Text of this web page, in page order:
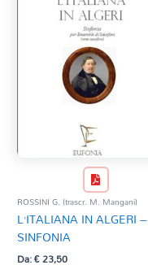
ROSSINI G. (trascr. M. Mangani)
L’ITALIANA IN ALGERI –
SINFONIA
Da:€23,50